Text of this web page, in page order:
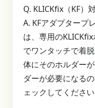
Q. KLICKfix（KF）
A. KFアダプタープ
は、専用の
でワンタッチで着
体にそのホルダー
ダーが必要になる
ェックしてください